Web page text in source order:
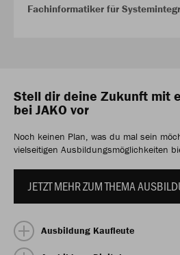
Fachinformatiker für
Stell dir deine Zukunft mit
bei JAKO vor
Noch keinen Plan, was du mal sein
vielseitigen Ausbildungsmöglichkeiten
JETZT MEHR ZUM THEMA
Ausbildung Kaufleute